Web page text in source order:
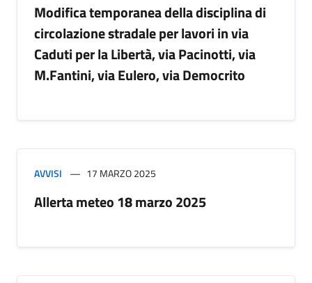
Modifica temporanea della disciplina di
circolazione stradale per lavori in via
Caduti per la Libertà, via Pacinotti, via
M.Fantini, via Eulero, via Democrito
AVVISI 17 MARZO 2025
Allerta meteo 18 marzo 2025